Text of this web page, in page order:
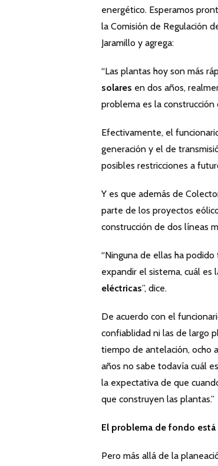
energético. Esperamos
la Comisión de Regulación
Jaramillo y agrega:
“Las plantas hoy son más
solares en dos años,
problema es la construcción
Efectivamente, el
generación y el de
posibles restricciones a
Y es que además de
parte de los proyectos
construcción de dos líneas
“Ninguna de ellas ha
expandir el sistema, cuál es
eléctricas”, dice.
De acuerdo con el
confiablidad ni las de largo
tiempo de antelación, ocho
años no sabe todavía cuál
la expectativa de que
que construyen las plantas.”
El problema de fondo
Pero más allá de la